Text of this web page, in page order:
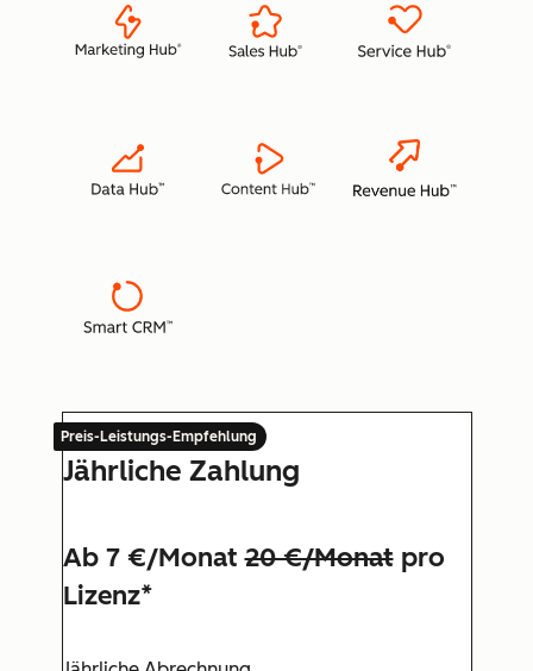
Preis-Leistungs-Empfehlung
Jährliche Zahlung
Ab 7 €/Monat20 €/Monatpro
Lizenz*